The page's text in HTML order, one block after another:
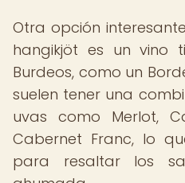
Otra opción
hangikjöt es un vino
Burdeos, como un
suelen tener una
uvas como Merlot,
Cabernet Franc, lo
para resaltar los